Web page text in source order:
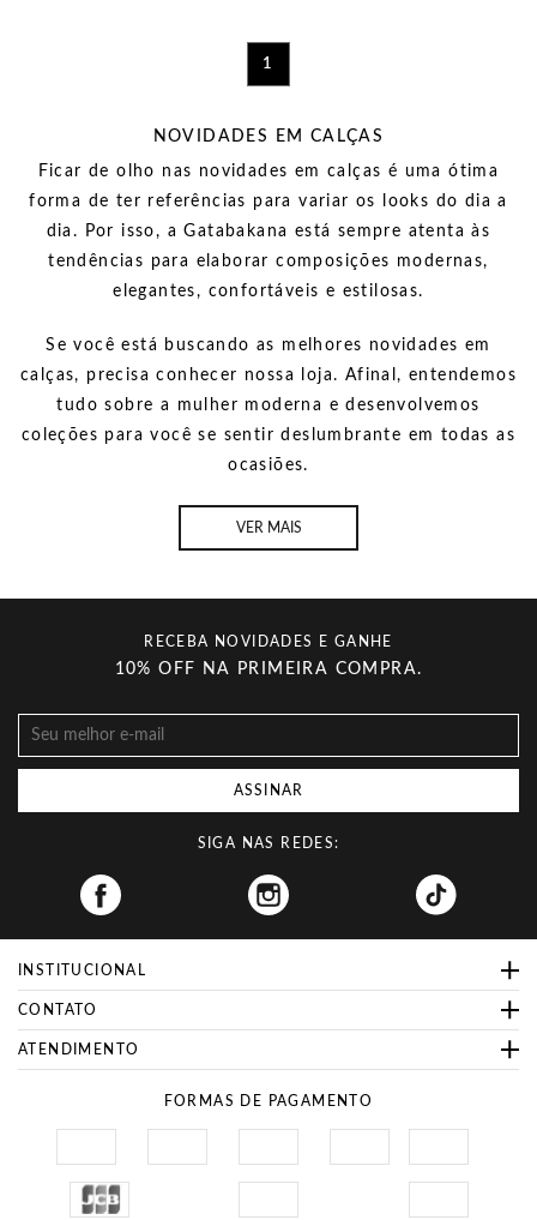
1
NOVIDADES EM CALÇAS
Ficar de olho nas novidades em calças é uma ótima
forma de ter referências para variar os looks do dia a
dia. Por isso, a Gatabakana está sempre atenta às
tendências para elaborar composições modernas,
elegantes, confortáveis e estilosas.
Se você está buscando as melhores novidades em
calças, precisa conhecer nossa loja. Afinal, entendemos
tudo sobre a mulher moderna e desenvolvemos
coleções para você se sentir deslumbrante em todas as
ocasiões.
VER MAIS
RECEBA NOVIDADES E GANHE
10% OFF NA PRIMEIRA COMPRA.
ASSINAR
SIGA NAS REDES:
Facebook
INSTITUCIONAL
CONTATO
ATENDIMENTO
FORMAS DE PAGAMENTO